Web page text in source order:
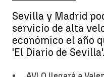
Sevilla y Madrid
servicio de alta
económico el año
'El Diario de Sevilla'.